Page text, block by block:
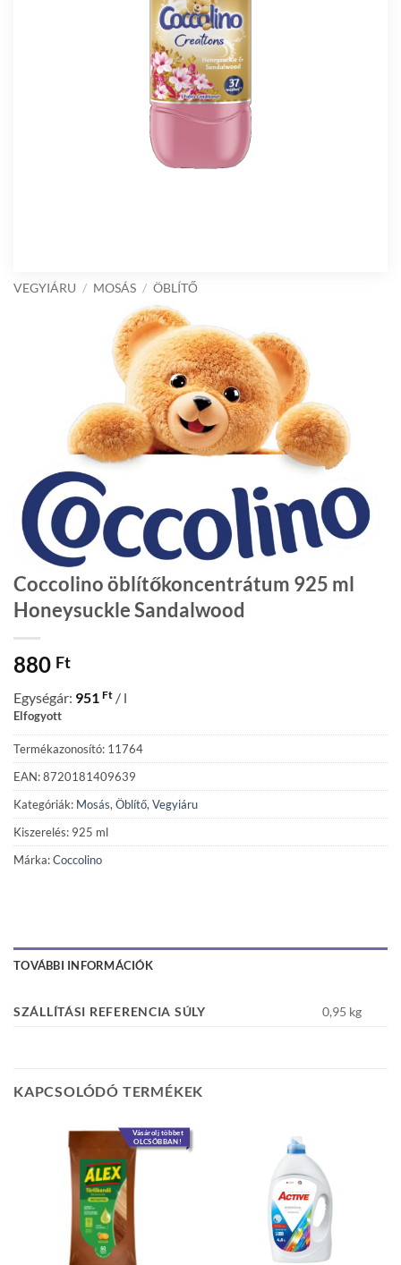
VEGYIÁRU / MOSÁS / ÖBLÍTŐ
Coccolino öblítőkoncentrátum 925 ml
Honeysuckle Sandalwood
880 Ft
Egységár: 951 Ft / l
Elfogyott
Termékazonosító: 11764
EAN: 8720181409639
Kategóriák: Mosás, Öblítő, Vegyiáru
Kiszerelés: 925 ml
Márka:Coccolino
TOVÁBBI INFORMÁCIÓK
SZÁLLÍTÁSI REFERENCIA SÚLY 0,95 kg
KAPCSOLÓDÓ TERMÉKEK
Vásárolj többet
OLCSÓBBAN!